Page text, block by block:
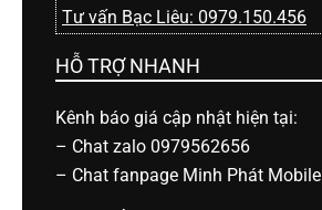
Tư vấn Bạc Liêu: 0979.150.456
HỖ TRỢ NHANH
Kênh báo giá cập nhật hiện tại:
– Chat zalo 0979562656
– Chat fanpage Minh Phát Mobile